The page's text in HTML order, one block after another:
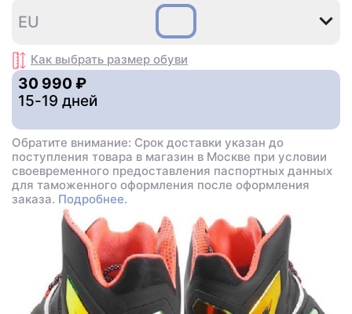
EU
Как выбрать размер обуви
30 990 ₽
15-19 дней
Обратите внимание: Срок доставки указан до
поступления товара в магазин в Москве при условии
своевременного предоставления паспортных данных
для таможенного оформления после оформления
заказа. Подробнее.